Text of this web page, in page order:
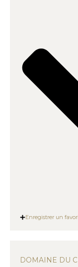
Enregistrer un favori
DOMAINE DU